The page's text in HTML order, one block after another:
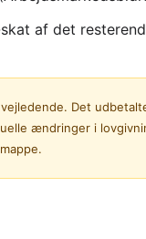
af det
Det
ændringer i